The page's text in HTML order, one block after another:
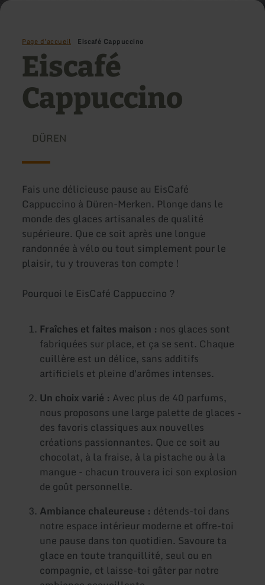
Page d'accueil Eiscafé Cappuccino
Eiscafé
Cappuccino
DÜREN
Fais une délicieuse pause au EisCafé
Cappuccino à Düren-Merken. Plonge dans le
monde des glaces artisanales de qualité
supérieure. Que ce soit après une longue
randonnée à vélo ou tout simplement pour le
plaisir, tu y trouveras ton compte !
Pourquoi le EisCafé Cappuccino ?
Fraîches et faites maison : nos glaces sont
fabriquées sur place, et ça se sent. Chaque
cuillère est un délice, sans additifs
artificiels et pleine d'arômes intenses.
Un choix varié : Avec plus de 40 parfums,
nous proposons une large palette de glaces -
des favoris classiques aux nouvelles
créations passionnantes. Que ce soit au
chocolat, à la fraise, à la pistache ou à la
mangue - chacun trouvera ici son explosion
de goût personnelle.
Ambiance chaleureuse : détends-toi dans
notre espace intérieur moderne et offre-toi
une pause dans ton quotidien. Savoure ta
glace en toute tranquillité, seul ou en
compagnie, et laisse-toi gâter par notre